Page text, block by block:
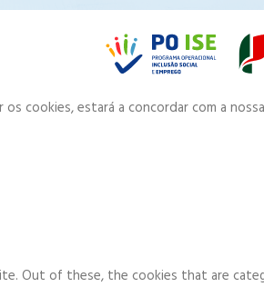
cookies, estará a concordar com a
Out of these, the cookies that are